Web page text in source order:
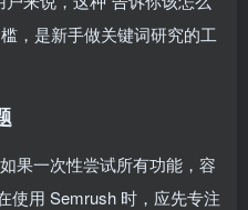
，是新手做关键词研究的工
果一次性尝试所有功能，容
使用 Semrush 时，应先专注